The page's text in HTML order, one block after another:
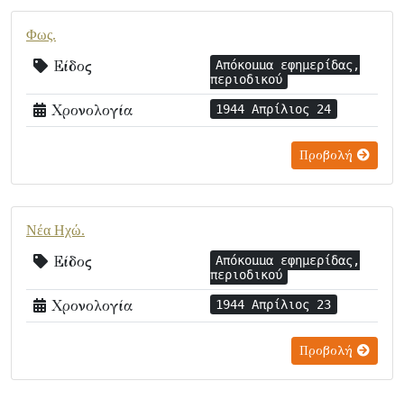
Φως.
Είδος
Απόκομμα εφημερίδας,
περιοδικού
Χρονολογία 1944 Απρίλιος 24
Προβολή
Νέα Ηχώ.
Είδος
Απόκομμα εφημερίδας,
περιοδικού
Χρονολογία 1944 Απρίλιος 23
Προβολή